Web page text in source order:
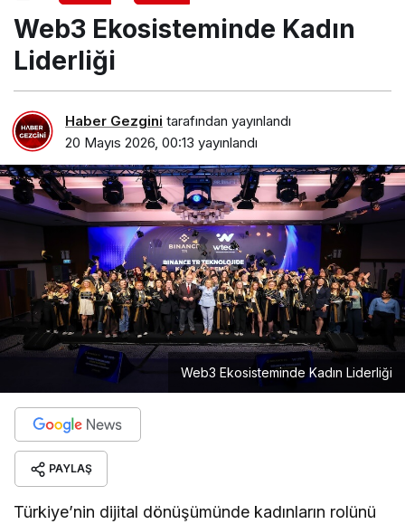
Web3 Ekosisteminde Kadın
Liderliği
Haber Gezgini tarafından yayınlandı
20 Mayıs 2026, 00:13 yayınlandı
Web3 Ekosisteminde Kadın Liderliği
PAYLAŞ
Türkiye’nin dijital dönüşümünde kadınların rolünü